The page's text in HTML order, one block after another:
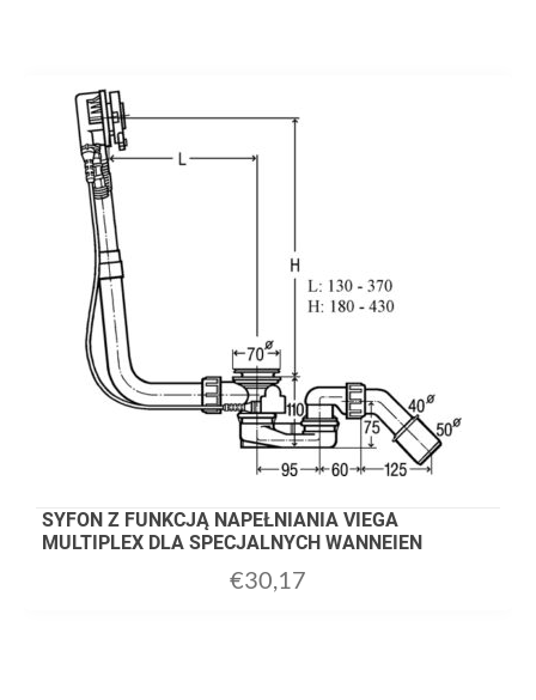
SYFON Z FUNKCJĄ NAPEŁNIANIA VIEGA
MULTIPLEX DLA SPECJALNYCH WANNEIEN
€30,17